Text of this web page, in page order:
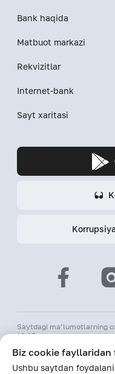
Bank haqida
Matbuot markazi
Rekvizitlar
Internet-bank
Sayt xaritasi
Saytdagi ma’lumotlarning
18:05
© 2026 «Hamkorbank» ATB
O‘zR MBning 31-avgust
Biz cookie fayllaridan
Ushbu saytdan